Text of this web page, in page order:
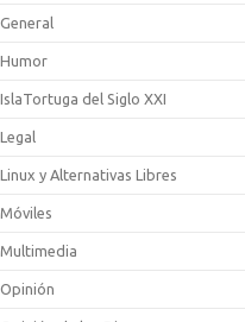
General
Humor
IslaTortuga del Siglo XXI
Legal
Linux y Alternativas Libres
Móviles
Multimedia
Opinión